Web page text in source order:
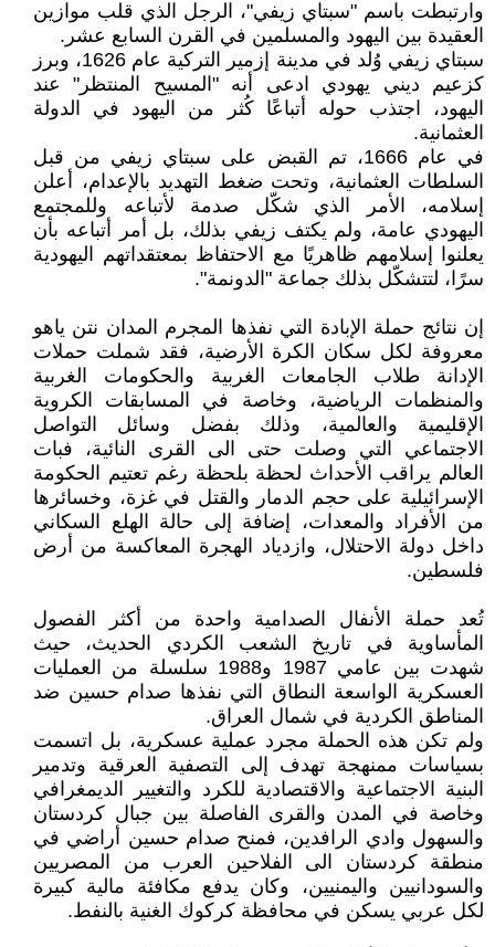
وارتبطت باسم "سبتاي زيفي"، الرجل الذي قلب موازين
العقيدة بين اليهود والمسلمين في القرن السابع عشر.
سبتاي زيفي وُلد في مدينة إزمير التركية عام 1626، وبرز
كزعيم ديني يهودي ادعى أنه "المسيح المنتظر" عند
اليهود، اجتذب حوله أتباعًا كُثر من اليهود في الدولة
العثمانية.
في عام 1666، تم القبض على سبتاي زيفي من قبل
السلطات العثمانية، وتحت ضغط التهديد بالإعدام، أعلن
إسلامه، الأمر الذي شكّل صدمة لأتباعه وللمجتمع
اليهودي عامة، ولم يكتف زيفي بذلك، بل أمر أتباعه بأن
يعلنوا إسلامهم ظاهريًا مع الاحتفاظ بمعتقداتهم اليهودية
سرًا، لتتشكّل بذلك جماعة "الدونمة".
إن نتائج حملة الإبادة التي نفذها المجرم المدان نتن ياهو
معروفة لكل سكان الكرة الأرضية، فقد شملت حملات
الإدانة طلاب الجامعات الغربية والحكومات الغربية
والمنظمات الرياضية، وخاصة في المسابقات الكروية
الإقليمية والعالمية، وذلك بفضل وسائل التواصل
الاجتماعي التي وصلت حتى الى القرى النائية، فبات
العالم يراقب الأحداث لحظة بلحظة رغم تعتيم الحكومة
الإسرائيلية على حجم الدمار والقتل في غزة، وخسائرها
من الأفراد والمعدات، إضافة إلى حالة الهلع السكاني
داخل دولة الاحتلال، وازدياد الهجرة المعاكسة من أرض
فلسطين.
تُعد حملة الأنفال الصدامية واحدة من أكثر الفصول
المأساوية في تاريخ الشعب الكردي الحديث، حيث
شهدت بين عامي 1987 و1988 سلسلة من العمليات
العسكرية الواسعة النطاق التي نفذها صدام حسين ضد
المناطق الكردية في شمال العراق.
ولم تكن هذه الحملة مجرد عملية عسكرية، بل اتسمت
بسياسات ممنهجة تهدف إلى التصفية العرقية وتدمير
البنية الاجتماعية والاقتصادية للكرد والتغيير الديمغرافي
وخاصة في المدن والقرى الفاصلة بين جبال كردستان
والسهول وادي الرافدين، فمنح صدام حسين أراضي في
منطقة كردستان الى الفلاحين العرب من المصريين
والسودانيين واليمنيين، وكان يدفع مكافئة مالية كبيرة
لكل عربي يسكن في محافظة كركوك الغنية بالنفط.